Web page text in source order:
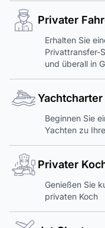
Privater
Erhalten Sie
Privattransfer-
und überall in
Yachtcharter
Beginnen Sie
Yachten zu
Privater
Genießen Sie
privaten Koch